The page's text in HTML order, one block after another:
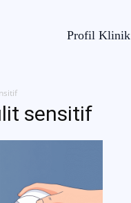
Profil Klinik
sensitif